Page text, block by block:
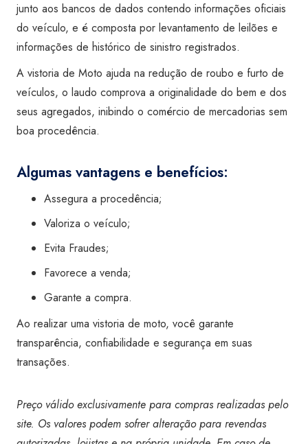
junto aos bancos de dados contendo informações oficiais
do veículo, e é composta por levantamento de leilões e
informações de histórico de sinistro registrados.
A vistoria de Moto ajuda na redução de roubo e furto de
veículos, o laudo comprova a originalidade do bem e dos
seus agregados, inibindo o comércio de mercadorias sem
boa procedência.
Algumas vantagens e benefícios:
Assegura a procedência;
Valoriza o veículo;
Evita Fraudes;
Favorece a venda;
Garante a compra.
Ao realizar uma vistoria de moto, você garante
transparência, confiabilidade e segurança em suas
transações.
Preço válido exclusivamente para compras realizadas pelo
site. Os valores podem sofrer alteração para revendas